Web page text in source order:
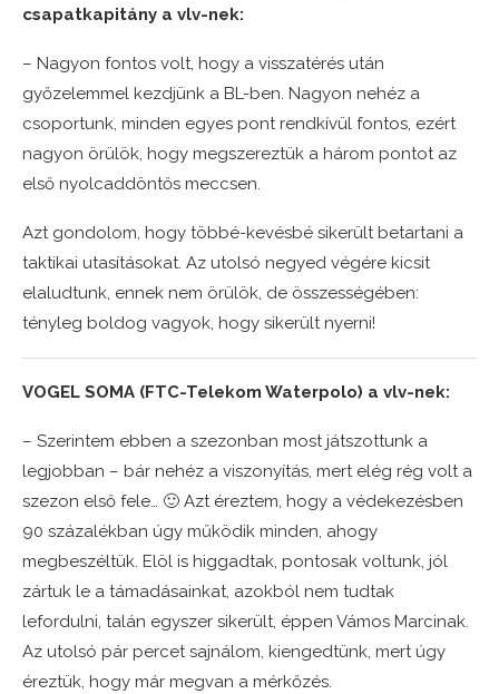
csapatkapitány a vlv-nek:
– Nagyon fontos volt, hogy a visszatérés után
győzelemmel kezdjünk a BL-ben. Nagyon nehéz a
csoportunk, minden egyes pont rendkívül fontos, ezért
nagyon örülök, hogy megszereztük a három pontot az
első nyolcaddöntős meccsen.
Azt gondolom, hogy többé-kevésbé sikerült betartani a
taktikai utasításokat. Az utolsó negyed végére kicsit
elaludtunk, ennek nem örülök, de összességében:
tényleg boldog vagyok, hogy sikerült nyerni!
VOGEL SOMA (FTC-Telekom Waterpolo) a vlv-nek:
– Szerintem ebben a szezonban most játszottunk a
legjobban – bár nehéz a viszonyítás, mert elég rég volt a
szezon első fele… 🙂 Azt éreztem, hogy a védekezésben
90 százalékban úgy működik minden, ahogy
megbeszéltük. Elöl is higgadtak, pontosak voltunk, jól
zártuk le a támadásainkat, azokból nem tudtak
lefordulni, talán egyszer sikerült, éppen Vámos Marcinak.
Az utolsó pár percet sajnálom, kiengedtünk, mert úgy
éreztük, hogy már megvan a mérkőzés.